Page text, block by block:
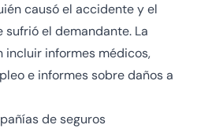
causó el accidente y el
el demandante. La
informes médicos,
e informes sobre daños a
de seguros